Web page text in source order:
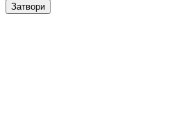
Затвори